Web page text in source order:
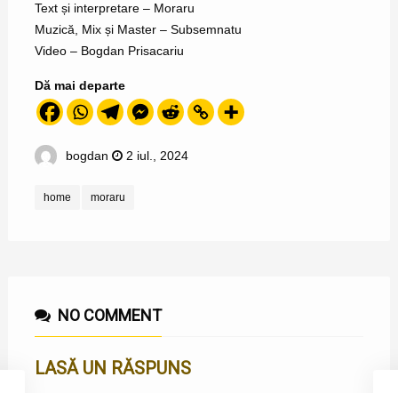
Text și interpretare – Moraru
Muzică, Mix și Master – Subsemnatu
Video – Bogdan Prisacariu
Dă mai departe
bogdan 2 iul., 2024
home moraru
NO COMMENT
LASĂ UN RĂSPUNS